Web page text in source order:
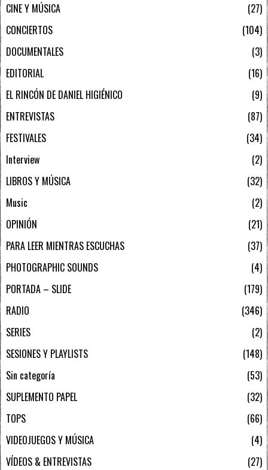
CINE Y MÚSICA
27
CONCIERTOS
104
DOCUMENTALES
3
EDITORIAL
16
EL RINCÓN DE DANIEL HIGIÉNICO
9
ENTREVISTAS
87
FESTIVALES
34
Interview
2
LIBROS Y MÚSICA
32
Music
2
OPINIÓN
21
PARA LEER MIENTRAS ESCUCHAS
37
PHOTOGRAPHIC SOUNDS
4
PORTADA – SLIDE
179
RADIO
346
SERIES
2
SESIONES Y PLAYLISTS
148
Sin categoría
53
SUPLEMENTO PAPEL
32
TOPS
66
VIDEOJUEGOS Y MÚSICA
4
VÍDEOS & ENTREVISTAS
27